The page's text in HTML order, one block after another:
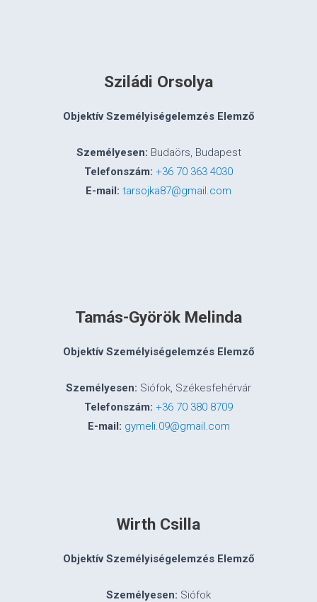
Sziládi Orsolya
Objektív Személyiségelemzés Elemző
Személyesen: Budaörs, Budapest
Telefonszám: +36 70 363 4030
E-mail: tarsojka87@gmail.com
Tamás-Györök Melinda
Objektív Személyiségelemzés Elemző
Személyesen: Siófok, Székesfehérvár
Telefonszám: +36 70 380 8709
E-mail: gymeli.09@gmail.com
Wirth Csilla
Objektív Személyiségelemzés Elemző
Személyesen: Siófok